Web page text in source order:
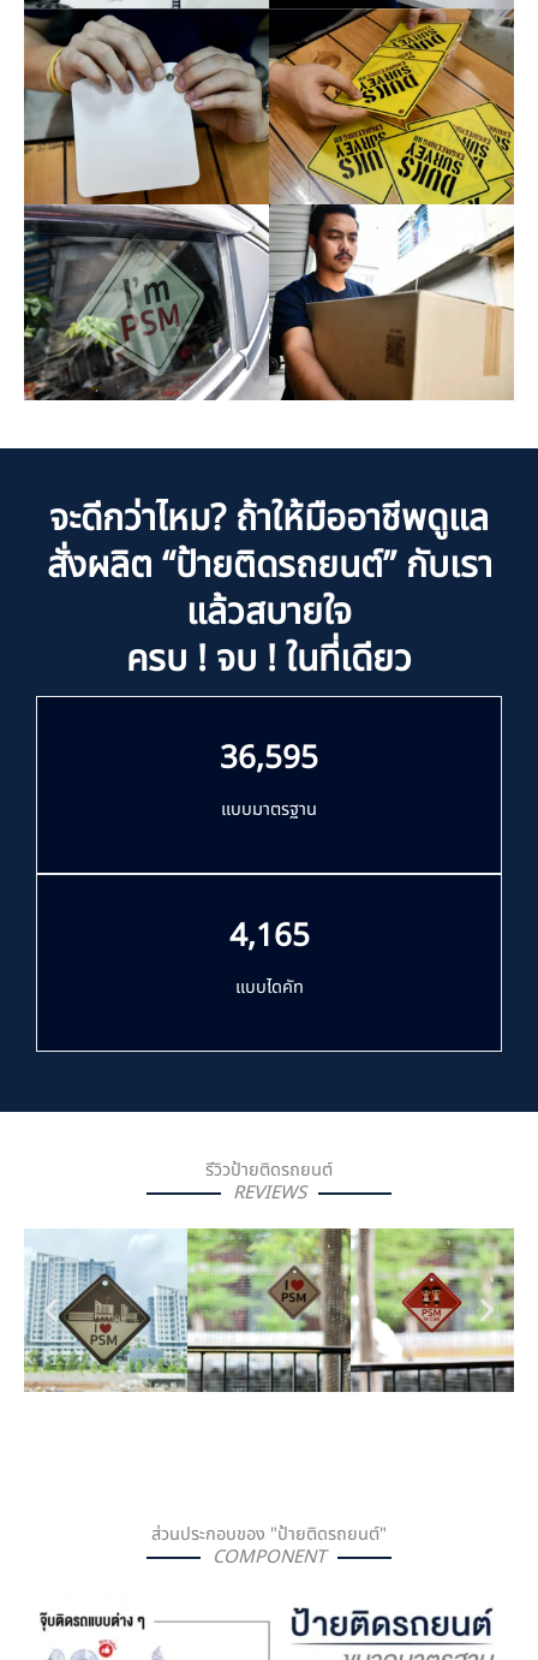
จะดีกว่าไหม? ถ้าให้มืออาชีพดูแล
สั่งผลิต “ป้ายติดรถยนต์” กับเรา
แล้วสบายใจ
ครบ ! จบ ! ในที่เดียว
36,595
แบบมาตรฐาน
4,165
แบบไดคัท
รีวิวป้ายติดรถยนต์
REVIEWS
ส่วนประกอบของ "ป้ายติดรถยนต์"
COMPONENT